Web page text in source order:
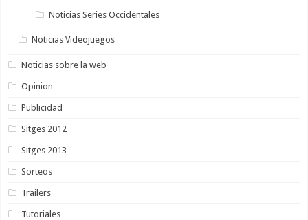
Noticias Series Occidentales
Noticias Videojuegos
Noticias sobre la web
Opinion
Publicidad
Sitges 2012
Sitges 2013
Sorteos
Trailers
Tutoriales